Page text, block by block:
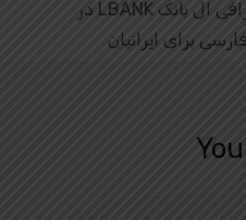
نماینده رسمی صرافی ال بانک LBANK در
برای ایرانیان